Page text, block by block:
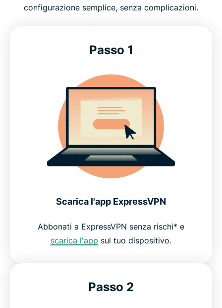
configurazione semplice, senza complicazioni.
Passo 1
Scarica l'app ExpressVPN
Abbonati a ExpressVPN senza rischi* e
scarica l'app sul tuo dispositivo.
Passo 2